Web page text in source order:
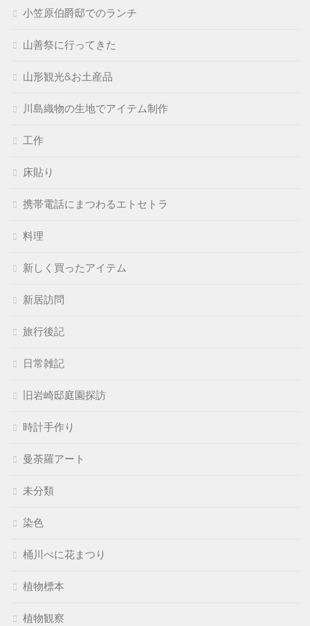
小笠原伯爵邸でのランチ
山善祭に行ってきた
山形観光&お土産品
川島織物の生地でアイテム制作
工作
床貼り
携帯電話にまつわるエトセトラ
料理
新しく買ったアイテム
新居訪問
旅行後記
日常雑記
旧岩崎邸庭園探訪
時計手作り
曼荼羅アート
未分類
染色
桶川べに花まつり
植物標本
植物観察